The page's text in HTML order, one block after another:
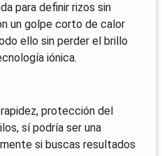
para definir rizos sin
un golpe corto de calor
ello sin perder el brillo
iónica.
protección del
sí podría ser una
si buscas resultados